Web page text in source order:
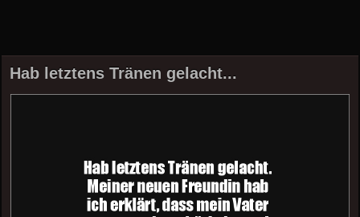
Hab letztens Tränen gelacht...